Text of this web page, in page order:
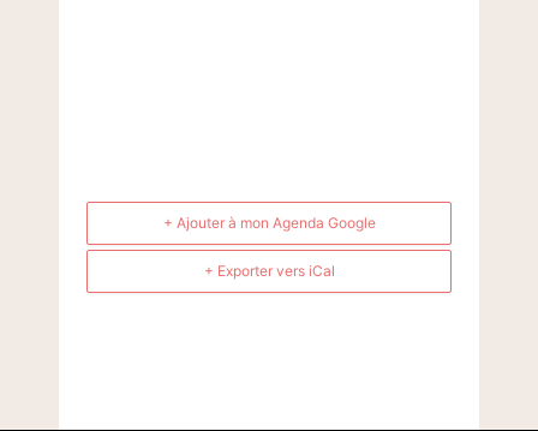
+ Ajouter à mon Agenda Google
+ Exporter vers iCal